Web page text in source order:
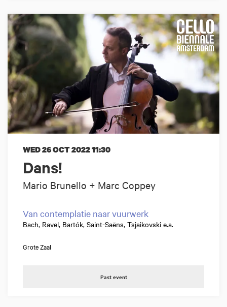
Dans!
Mario Brunello + Marc Coppey
WED 26 OCT 202211:30
Van contemplatie naar vuurwerk
Bach, Ravel, Bartók, Saint-Saëns, Tsjaikovski e.a.
Grote Zaal
Past event